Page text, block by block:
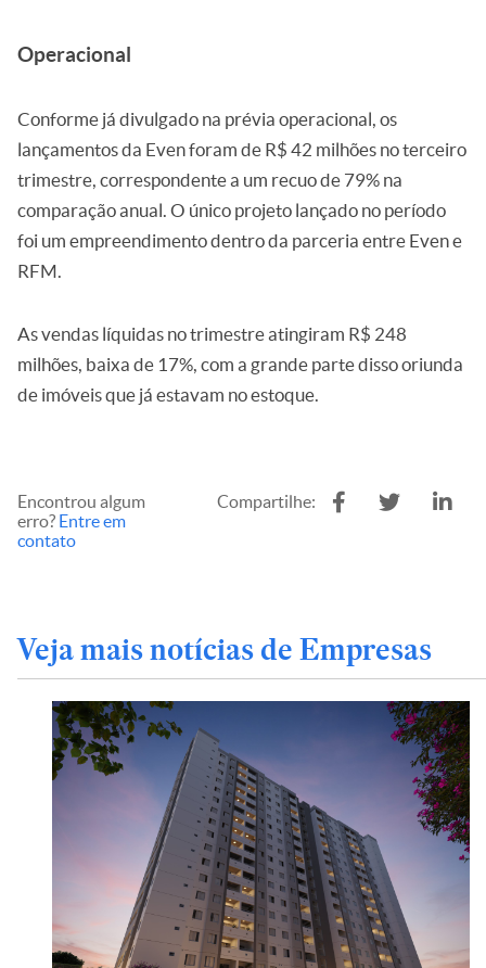
Operacional
Conforme já divulgado na prévia operacional, os
lançamentos da Even foram de R$ 42 milhões no terceiro
trimestre, correspondente a um recuo de 79% na
comparação anual. O único projeto lançado no período
foi um empreendimento dentro da parceria entre Even e
RFM.
As vendas líquidas no trimestre atingiram R$ 248
milhões, baixa de 17%, com a grande parte disso oriunda
de imóveis que já estavam no estoque.
Encontrou algum
erro? Entre em
contato
Compartilhe:
Veja mais notícias de Empresas